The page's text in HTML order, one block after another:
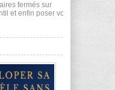
fermés sur
et enfin poser vos